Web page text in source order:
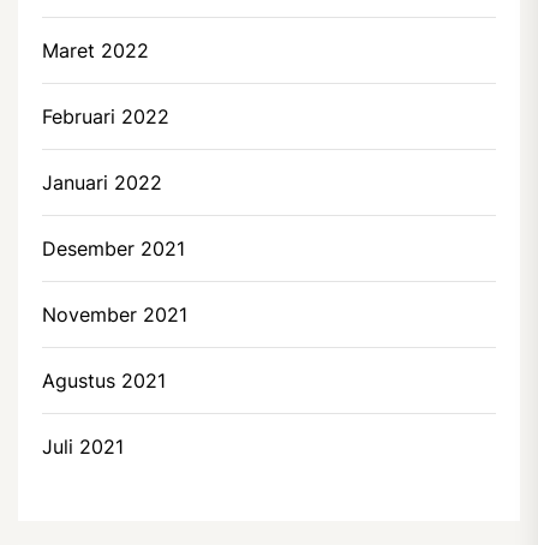
Maret 2022
Februari 2022
Januari 2022
Desember 2021
November 2021
Agustus 2021
Juli 2021